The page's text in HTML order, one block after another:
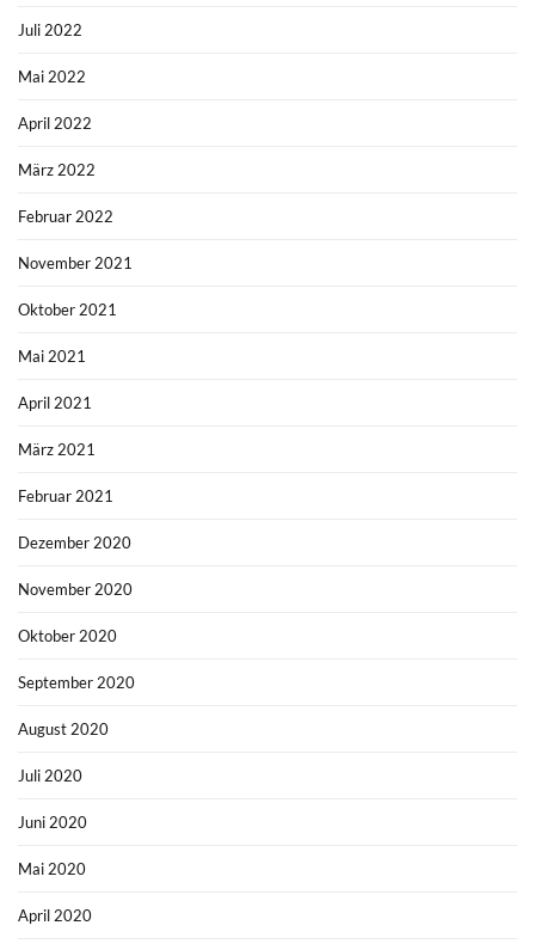
Juli 2022
Mai 2022
April 2022
März 2022
Februar 2022
November 2021
Oktober 2021
Mai 2021
April 2021
März 2021
Februar 2021
Dezember 2020
November 2020
Oktober 2020
September 2020
August 2020
Juli 2020
Juni 2020
Mai 2020
April 2020